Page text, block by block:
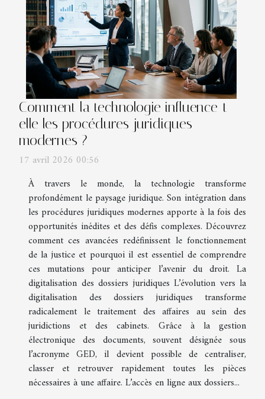
Comment la technologie influence-t-
elle les procédures juridiques
modernes ?
17 avril 2026 00:56
À travers le monde, la technologie transforme
profondément le paysage juridique. Son intégration dans
les procédures juridiques modernes apporte à la fois des
opportunités inédites et des défis complexes. Découvrez
comment ces avancées redéfinissent le fonctionnement
de la justice et pourquoi il est essentiel de comprendre
ces mutations pour anticiper l’avenir du droit. La
digitalisation des dossiers juridiques L’évolution vers la
digitalisation des dossiers juridiques transforme
radicalement le traitement des affaires au sein des
juridictions et des cabinets. Grâce à la gestion
électronique des documents, souvent désignée sous
l’acronyme GED, il devient possible de centraliser,
classer et retrouver rapidement toutes les pièces
nécessaires à une affaire. L’accès en ligne aux dossiers...